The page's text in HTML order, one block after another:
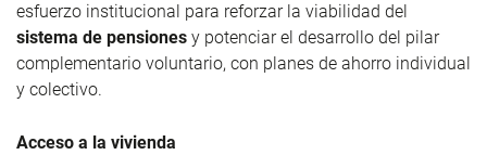
esfuerzo institucional para reforzar la viabilidad del
sistema de pensiones y potenciar el desarrollo del pilar
complementario voluntario, con planes de ahorro individual
y colectivo.
Acceso a la vivienda